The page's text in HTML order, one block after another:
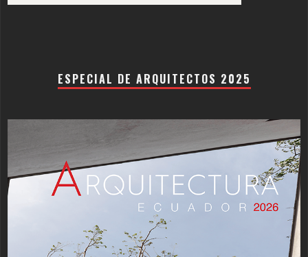
ESPECIAL DE ARQUITECTOS 2025